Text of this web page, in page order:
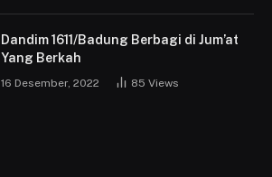
Dandim 1611/Badung Berbagi di Jum’at
Yang Berkah
16 Desember, 2022 85 Views